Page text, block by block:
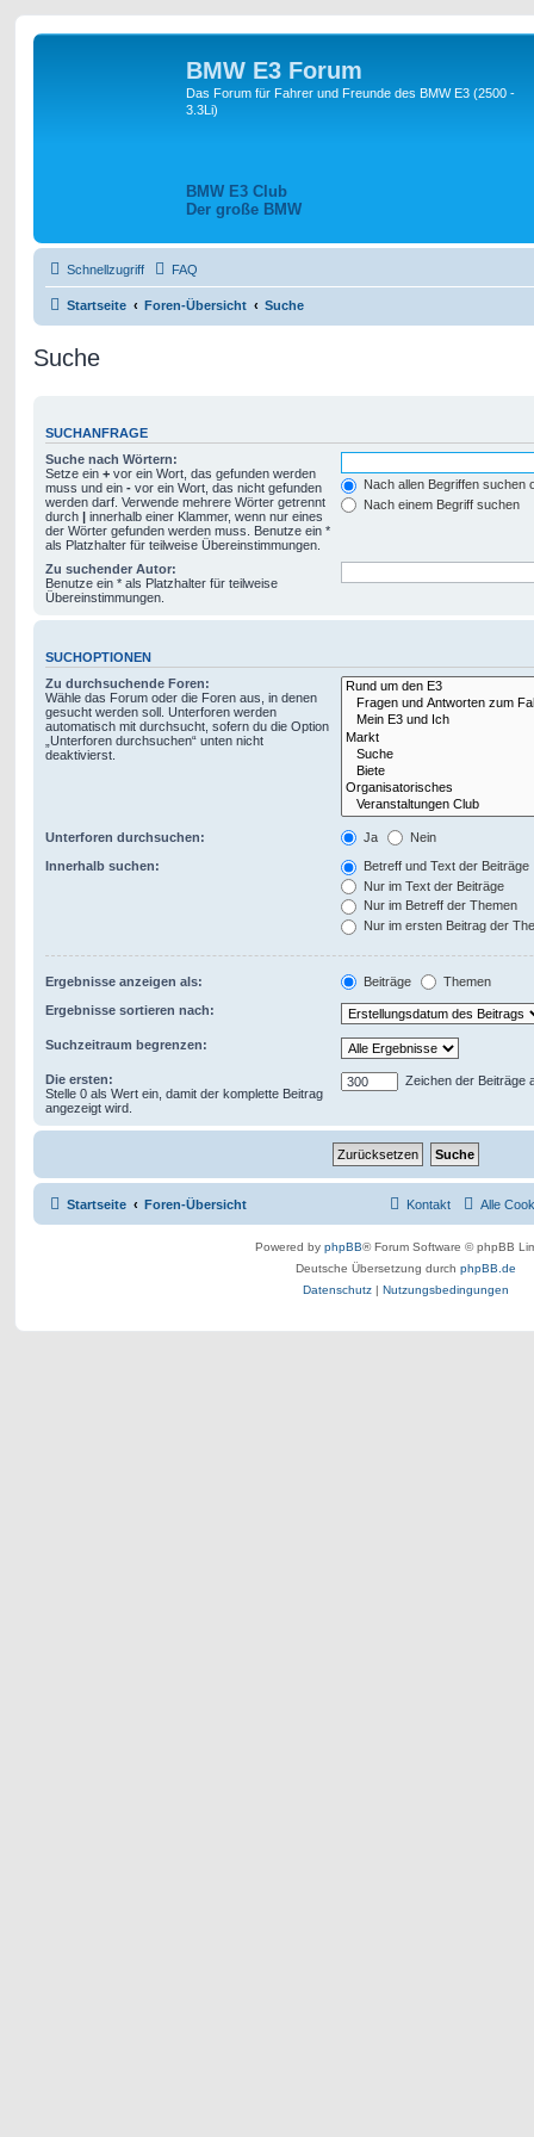
BMW E3 Forum
Das Forum für Fahrer und Freunde des BMW E3 (2500 -
3.3Li)
BMW E3 Club
Der große BMW
Schnellzugriff FAQ
Startseite Foren-Übersicht Suche
Suche
SUCHANFRAGE
Suche nach Wörtern:
Setze ein + vor ein Wort, das gefunden werden
muss und ein - vor ein Wort, das nicht gefunden
werden darf. Verwende mehrere Wörter getrennt
durch | innerhalb einer Klammer, wenn nur eines
der Wörter gefunden werden muss. Benutze ein *
als Platzhalter für teilweise Übereinstimmungen.
Nach allen Begriffen suchen
Nach einem Begriff suchen
Zu suchender Autor:
Benutze ein * als Platzhalter für teilweise
Übereinstimmungen.
SUCHOPTIONEN
Zu durchsuchende Foren:
Wähle das Forum oder die Foren aus, in denen
gesucht werden soll. Unterforen werden
automatisch mit durchsucht, sofern du die Option
„Unterforen durchsuchen“ unten nicht
deaktivierst.
Unterforen durchsuchen: Ja Nein
Innerhalb suchen:
Betreff und Text der Beiträge
Nur im Text der Beiträge
Nur im Betreff der Themen
Nur im ersten Beitrag der
Ergebnisse anzeigen als: Beiträge Themen
Ergebnisse sortieren nach:
Suchzeitraum begrenzen:
Die ersten:
Stelle 0 als Wert ein, damit der komplette Beitrag
angezeigt wird.
Zeichen der Beiträge
Startseite Foren-Übersicht Alle
Kontakt
Powered by phpBB® Forum Software © phpBB
Deutsche Übersetzung durch phpBB.de
Datenschutz | Nutzungsbedingungen